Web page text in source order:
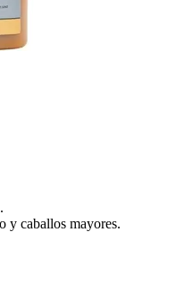
y caballos mayores.